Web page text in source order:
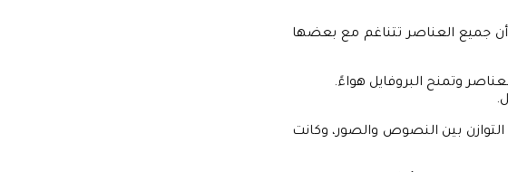
أن جميع العناصر تتناغم مع بعضها
وتمنح البروفايل هواءً.
بين النصوص والصور، وكانت